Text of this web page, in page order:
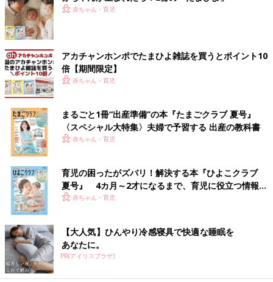
赤ちゃん・育児
アカチャンホンポでたまひよ雑誌を買うとポイント10
倍【期間限定】
赤ちゃん・育児
まるごと1冊“出産準備”の本『たまごクラブ 夏号』
〈スペシャル大特集〉夫婦で予習する 出産の教科書
赤ちゃん・育児
育児の困ったがズバリ！解決する本『ひよこクラブ
夏号』 4カ月～2才になるまで、育児に役立つ情報が
いっぱい！
赤ちゃん・育児
【大人気】ひんやり冷感寝具で快適な睡眠を
あなたに。
PR(アイリスプラザ)